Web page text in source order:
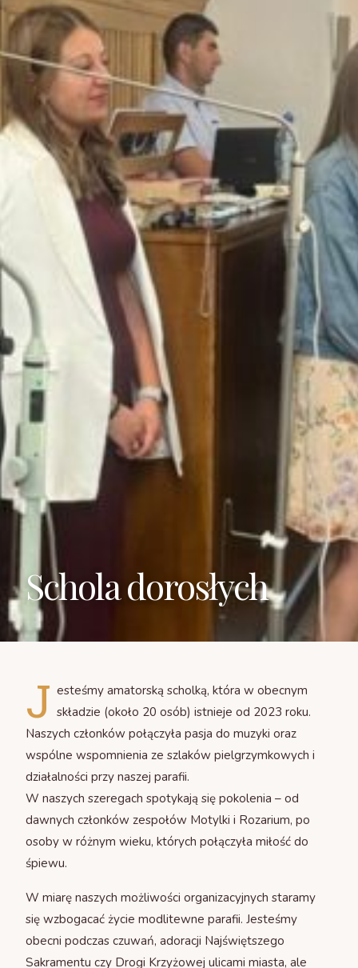
Schola młodzieżowa
Schola dorosłych
Chór Lutnia
Krąg Biblijny
Bractwo Krzyża Świętego
Akcja Katolicka
Koło Przyjaciół Radia Maryja
Koła różańcowe
Legion Maryi
Diakonia Modlitwy
Chrzest Święty
Ślub
Sakrament chorych
Pogrzeb
Ofiara
Odpusty parafialne
Spowiedź
Sakramenty
Liturgia dnia
Schola dorosłych
J esteśmy amatorską scholką, która w obecnym
składzie (około 20 osób) istnieje od 2023 roku.
Naszych członków połączyła pasja do muzyki oraz
wspólne wspomnienia ze szlaków pielgrzymkowych i
działalności przy naszej parafii.
W naszych szeregach spotykają się pokolenia – od
dawnych członków zespołów Motylki i Rozarium, po
osoby w różnym wieku, których połączyła miłość do
śpiewu.
W miarę naszych możliwości organizacyjnych staramy
się wzbogacać życie modlitewne parafii. Jesteśmy
obecni podczas czuwań, adoracji Najświętszego
Sakramentu czy Drogi Krzyżowej ulicami miasta, ale